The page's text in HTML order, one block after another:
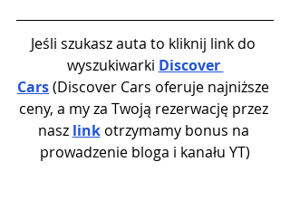
Jeśli szukasz auta to kliknij link do
wyszukiwarki Discover
Cars (Discover Cars oferuje najniższe
ceny, a my za Twoją rezerwację przez
nasz link otrzymamy bonus na
prowadzenie bloga i kanału YT)